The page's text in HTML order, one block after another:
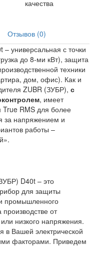
качества
Отзывов (0)
универсальная с точки
до 8-ми кВт), защита
техники
дом, офис). Как и
ZUBR (ЗУБР), с
, имеет
True RMS для более
за напряжением и
работы –
D40t – это
для защиты
промышленного
от
низкого напряжения.
в Вашей электрической
факторами. Приведем